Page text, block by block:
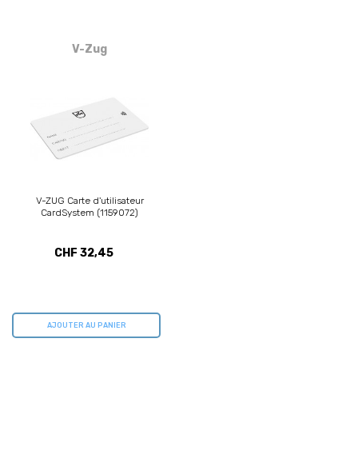
V-Zug
V-ZUG Carte d'utilisateur
CardSystem (1159072)
CHF 32,45
AJOUTER AU PANIER